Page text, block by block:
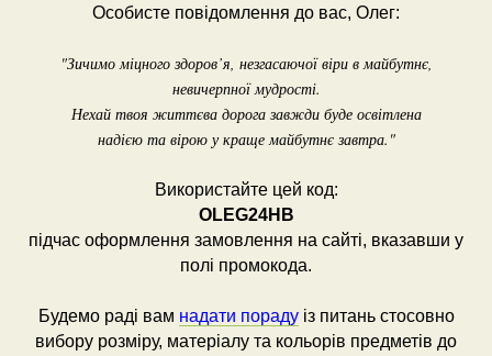
Особисте повідомлення до вас, Олег:
"Зичимо міцного здоров’я, незгасаючої віри в майбутнє,
невичерпної мудрості.
Нехай твоя життєва дорога завжди буде освітлена
надією та вірою у краще майбутнє завтра."
Використайте цей код:
OLEG24HB
підчас оформлення замовлення на сайті, вказавши у
полі промокода.
Будемо раді вам надати порадуіз питань стосовно
вибору розміру, матеріалу та кольорів предметів до